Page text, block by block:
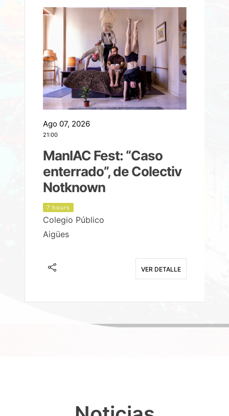
Ago 07, 2026
21:00
ManIAC Fest: “Caso
enterrado”, de Colectiv
Notknown
7 hours
Colegio Público
Aigües
VER DETALLE